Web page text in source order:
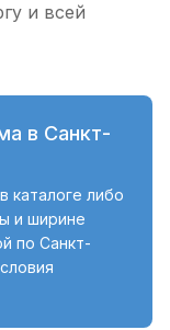
и всей
в Санкт-
в каталоге либо
и ширине
по Санкт-